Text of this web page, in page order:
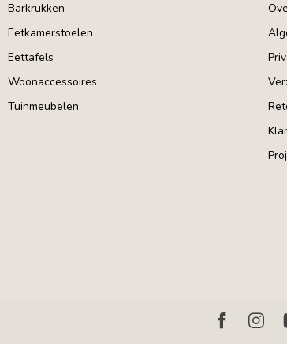
Barkrukken
Eetkamerstoelen
Eettafels
Woonaccessoires
Tuinmeubelen